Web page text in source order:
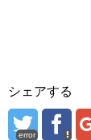
シェアする
error